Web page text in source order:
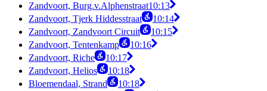
Zandvoort, Burg.v.Alphenstraat10:13
Zandvoort, Tjerk Hiddesstraat
10:14
Zandvoort, Zandvoort Circuit
10:15
Zandvoort, Tentenkamp
10:16
Zandvoort, Riche
10:17
Zandvoort, Helios
10:18
Bloemendaal, Strand
10:18